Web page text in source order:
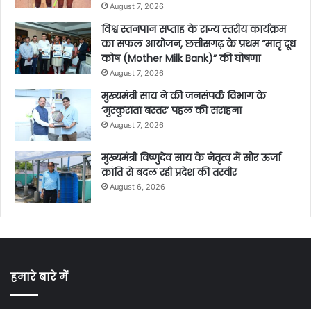
August 7, 2026
विश्व स्तनपान सप्ताह के राज्य स्तरीय कार्यक्रम
का सफल आयोजन, छत्तीसगढ़ के प्रथम “मातृ दूध
कोष (Mother Milk Bank)” की घोषणा
August 7, 2026
मुख्यमंत्री साय ने की जनसंपर्क विभाग के
‘मुस्कुराता बस्तर’ पहल की सराहना
August 7, 2026
मुख्यमंत्री विष्णुदेव साय के नेतृत्व में सौर ऊर्जा
क्रांति से बदल रही प्रदेश की तस्वीर
August 6, 2026
हमारे बारे में